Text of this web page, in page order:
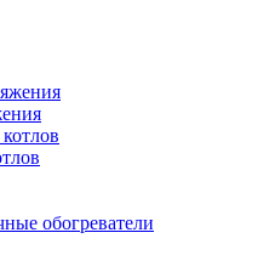
обогреватели